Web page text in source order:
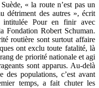
« la route n’est pas un
détriment des autres », écrit
intitulée Pour en finir avec
Fondation Robert Schuman.
routière sont surtout affaire
ont exclu toute fatalité, là
de priorité nationale et agi
sont apparus. Au-delà
des populations, c’est avant
temps, a fait chuter les